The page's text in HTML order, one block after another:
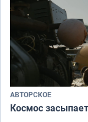
АВТОРСКОЕ
Космос